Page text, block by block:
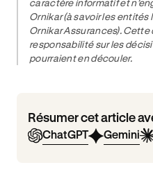
caractère informatif et
Ornikar (à savoir les entités
Ornikar Assurances).
responsabilité sur les
pourraient en découler.
Résumer cet article
ChatGPT Gemini